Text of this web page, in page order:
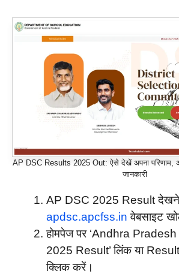
AP DSC Results 2025 Out: ऐसे देखें अपना परिणाम,
जानकारी
AP DSC 2025 Result
apdsc.apcfss.in वेबसाइट
होमपेज पर ‘Andhra
2025 Result’ लिंक या
क्लिक करें।